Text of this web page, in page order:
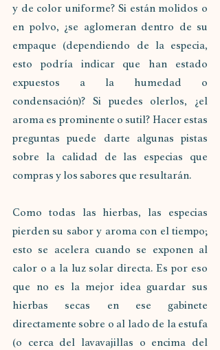
y de color uniforme? Si están molidos o
en polvo, ¿se aglomeran dentro de su
empaque (dependiendo de la especia,
esto podría indicar que han estado
expuestos a la humedad o
condensación)? Si puedes olerlos, ¿el
aroma es prominente o sutil? Hacer estas
preguntas puede darte algunas pistas
sobre la calidad de las especias que
compras y los sabores que resultarán.
Como todas las hierbas, las especias
pierden su sabor y aroma con el tiempo;
esto se acelera cuando se exponen al
calor o a la luz solar directa. Es por eso
que no es la mejor idea guardar sus
hierbas secas en ese gabinete
directamente sobre o al lado de la estufa
(o cerca del lavavajillas o encima del